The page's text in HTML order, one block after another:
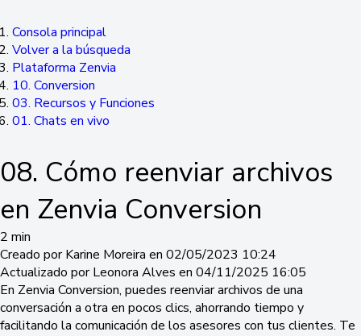
Consola principal
Volver a la búsqueda
Plataforma Zenvia
10. Conversion
03. Recursos y Funciones
01. Chats en vivo
08. Cómo reenviar archivos
en Zenvia Conversion
2 min
Creado por Karine Moreira en 02/05/2023 10:24
Actualizado por Leonora Alves en 04/11/2025 16:05
En Zenvia Conversion, puedes reenviar archivos de una
conversación a otra en pocos clics, ahorrando tiempo y
facilitando la comunicación de los asesores con tus clientes. Te